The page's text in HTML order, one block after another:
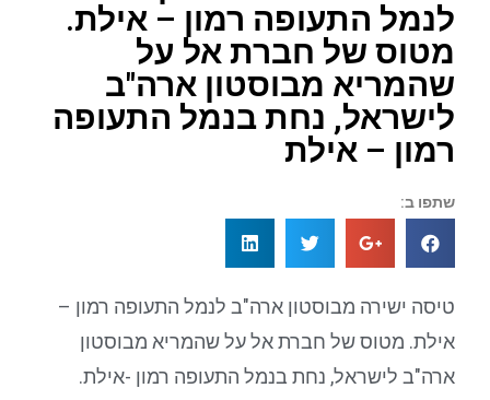
לנמל התעופה רמון – אילת.
מטוס של חברת אל על
שהמריא מבוסטון ארה"ב
לישראל, נחת בנמל התעופה
רמון – אילת
שתפו ב:
טיסה ישירה מבוסטון ארה"ב לנמל התעופה רמון –
אילת. מטוס של חברת אל על שהמריא מבוסטון
ארה"ב לישראל, נחת בנמל התעופה רמון -אילת.